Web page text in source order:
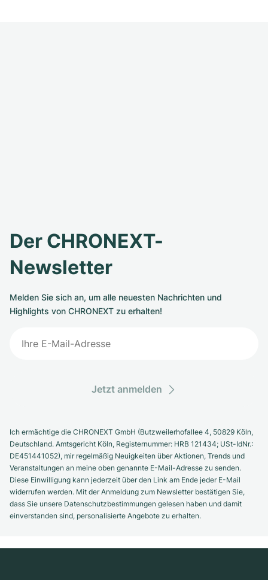
Der CHRONEXT-
Newsletter
Melden Sie sich an, um alle neuesten Nachrichten und
Highlights von CHRONEXT zu erhalten!
Jetzt anmelden
Ich ermächtige die CHRONEXT GmbH (Butzweilerhofallee 4, 50829 Köln,
Deutschland. Amtsgericht Köln, Registernummer: HRB 121434; USt-IdNr.:
DE451441052), mir regelmäßig Neuigkeiten über Aktionen, Trends und
Veranstaltungen an meine oben genannte E-Mail-Adresse zu senden.
Diese Einwilligung kann jederzeit über den Link am Ende jeder E-Mail
widerrufen werden. Mit der Anmeldung zum Newsletter bestätigen Sie,
dass Sie unsere Datenschutzbestimmungen gelesen haben und damit
einverstanden sind, personalisierte Angebote zu erhalten.